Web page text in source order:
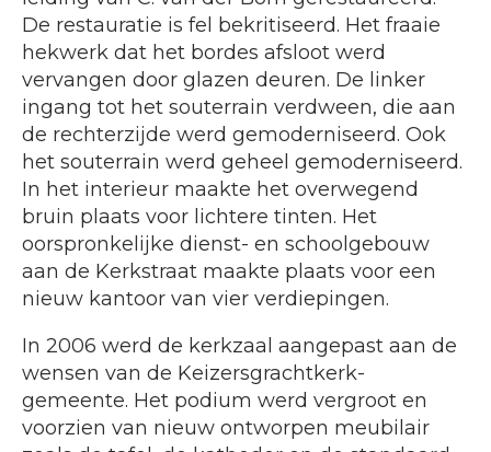
De restauratie is fel bekritiseerd. Het fraaie
hekwerk dat het bordes afsloot werd
vervangen door glazen deuren. De linker
ingang tot het souterrain verdween, die aan
de rechterzijde werd gemoderniseerd. Ook
het souterrain werd geheel gemoderniseerd.
In het interieur maakte het overwegend
bruin plaats voor lichtere tinten. Het
oorspronkelijke dienst- en schoolgebouw
aan de Kerkstraat maakte plaats voor een
nieuw kantoor van vier verdiepingen.
In 2006 werd de kerkzaal aangepast aan de
wensen van de Keizersgrachtkerk-
gemeente. Het podium werd vergroot en
voorzien van nieuw ontworpen meubilair